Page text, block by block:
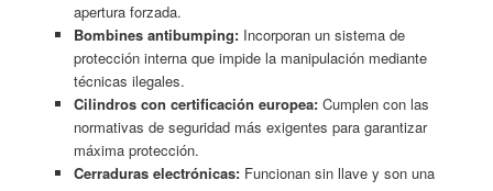
apertura forzada.
Bombines antibumping:Incorporan un sistema de
protección interna que impide la manipulación mediante
técnicas ilegales.
Cilindros con certificación europea:Cumplen con las
normativas de seguridad más exigentes para garantizar
máxima protección.
Cerraduras electrónicas:Funcionan sin llave y son una